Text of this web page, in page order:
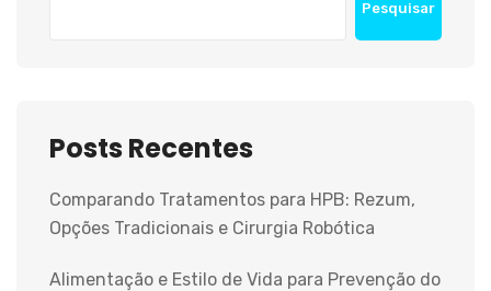
Pesquisar
Posts Recentes
Comparando Tratamentos para HPB: Rezum,
Opções Tradicionais e Cirurgia Robótica
Alimentação e Estilo de Vida para Prevenção do